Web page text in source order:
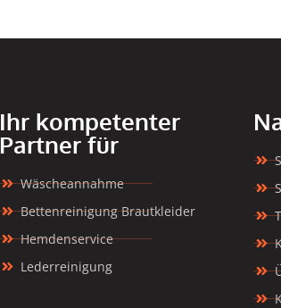
Ihr kompetenter
Partner für
Wäscheannahme
Bettenreinigung Brautkleider
Hemdenservice
Lederreinigung